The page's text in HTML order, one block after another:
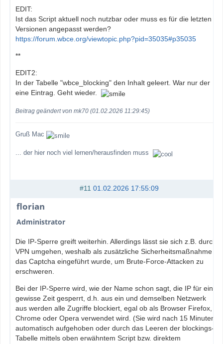
EDIT:
Ist das Script aktuell noch nutzbar oder muss es für die letzten
Versionen angepasst werden?
https://forum.wbce.org/viewtopic.php?pid=35035#p35035
**
EDIT2:
In der Tabelle "wbce_blocking" den Inhalt geleert. War nur der
eine Eintrag. Geht wieder.
Beitrag geändert von mk70 (01.02.2026 11:29:45)
Gruß Mac
... der hier noch viel lernen/herausfinden muss
#11 01.02.2026 17:55:09
florian
Administrator
Die IP-Sperre greift weiterhin. Allerdings lässt sie sich z.B. durch
VPN umgehen, weshalb als zusätzliche Sicherheitsmaßnahme
das Captcha eingeführt wurde, um Brute-Force-Attacken zu
erschweren.
Bei der IP-Sperre wird, wie der Name schon sagt, die IP für eine
gewisse Zeit gesperrt, d.h. aus ein und demselben Netzwerk
aus werden alle Zugriffe blockiert, egal ob als Browser Firefox,
Chrome oder Opera verwendet wird. (Sie wird nach 15 Minuten
automatisch aufgehoben oder durch das Leeren der blockings-
Tabelle mittels oben erwähntem Script bzw. direktem